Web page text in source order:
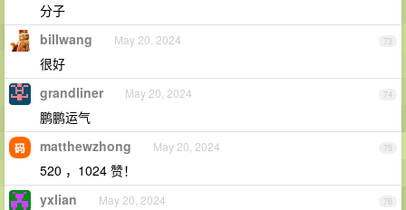
分子
73
billwang May 20, 2024
很好
74
grandliner May 20, 2024
鹏鹏运气
75
matthewzhong May 20, 2024
520 ，1024 赞！
76
yxlian May 20, 2024